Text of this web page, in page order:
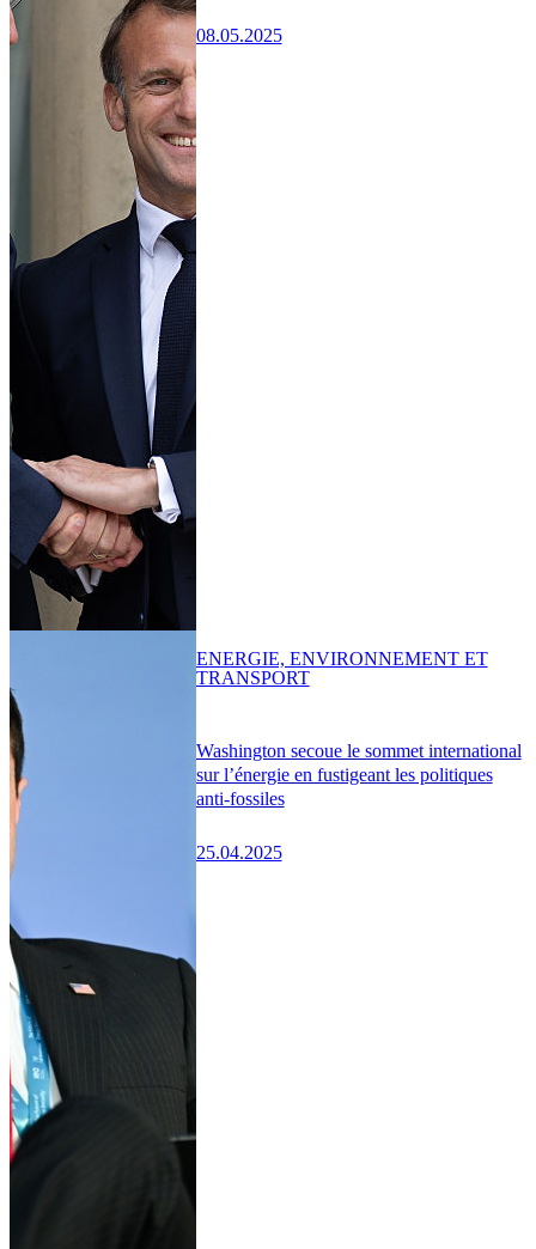
08.05.2025
Washington secoue le sommet international
sur l’énergie en fustigeant les politiques
anti-fossiles
25.04.2025
ENERGIE, ENVIRONNEMENT ET
TRANSPORT